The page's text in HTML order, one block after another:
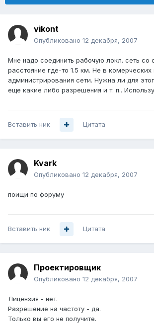
vikont
Опубликовано 12 декабря, 2007
Мне надо соединить рабочую локл. сеть
расстояние где-то 1.5 км. Не в комерческих
администрирования сети. Нужна ли для
еще какие либо разрешения и т. п..
Вставить ник Цитата
Kvark
Опубликовано 12 декабря, 2007
поищи по форуму
Вставить ник Цитата
Проектировщик
Опубликовано 12 декабря, 2007
Лицензия - нет.
Разрешение на частоту - да.
Только вы его не получите.